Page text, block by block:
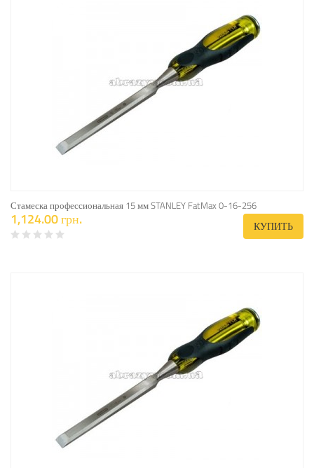
Стамеска профессиональная 15 мм STANLEY FatMax 0-16-256
1,124.00 грн. КУПИТЬ